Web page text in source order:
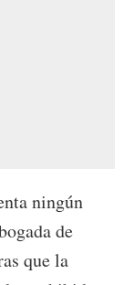
ningún
de
que la